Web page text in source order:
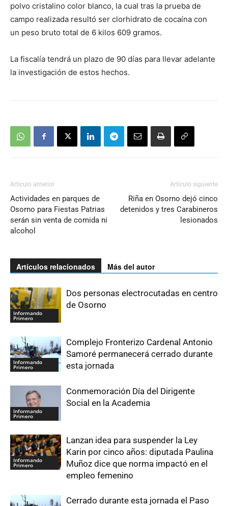
polvo cristalino color blanco, la cual tras la prueba de
campo realizada resultó ser clorhidrato de cocaína con
un peso bruto total de 6 kilos 609 gramos.
La fiscalía tendrá un plazo de 90 días para llevar adelante
la investigación de estos hechos.
Artículo anterior
Actividades en parques de
Osorno para Fiestas Patrias
serán sin venta de comida ni
alcohol
Artículo siguiente
Riña en Osorno dejó cinco
detenidos y tres Carabineros
lesionados
Artículos relacionados Más del autor
Informando
Primero
Dos personas electrocutadas en centro
de Osorno
Informando
Primero
Complejo Fronterizo Cardenal Antonio
Samoré permanecerá cerrado durante
esta jornada
Informando
Primero
Conmemoración Día del Dirigente
Social en la Academia
Informando
Primero
Lanzan idea para suspender la Ley
Karin por cinco años: diputada Paulina
Muñoz dice que norma impactó en el
empleo femenino
Cerrado durante esta jornada el Paso